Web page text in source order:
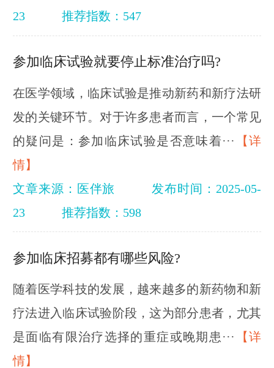
23
推荐指数：547
参加临床试验就要停止标准治疗吗?
在医学领域，临床试验是推动新药和新疗法研
发的关键环节。对于许多患者而言，一个常见
的疑问是：参加临床试验是否意味着···
【详
情】
文章来源：医伴旅
发布时间：2025-05-
23
推荐指数：598
参加临床招募都有哪些风险?
随着医学科技的发展，越来越多的新药物和新
疗法进入临床试验阶段，这为部分患者，尤其
是面临有限治疗选择的重症或晚期患···
【详
情】